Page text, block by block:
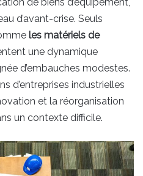
de biens d’équipement,
d’avant-crise. Seuls
les matériels de
une dynamique
d’embauches modestes.
d’entreprises industrielles
et la réorganisation
un contexte difficile.